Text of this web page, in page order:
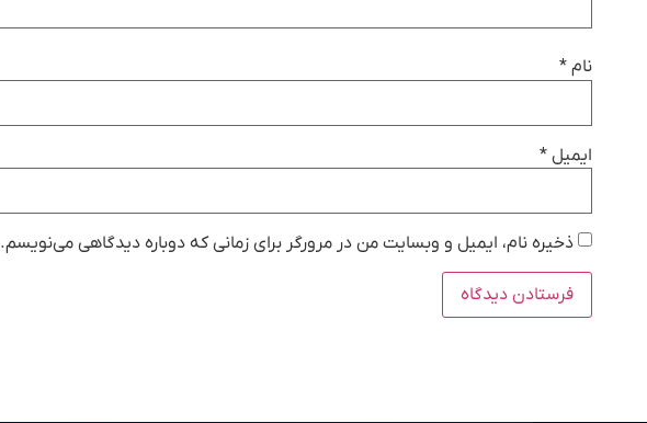
نام *
ایمیل *
ذخیره نام، ایمیل و وبسایت من در مرورگر برای زمانی که دوباره دیدگاهی می‌نویسم.